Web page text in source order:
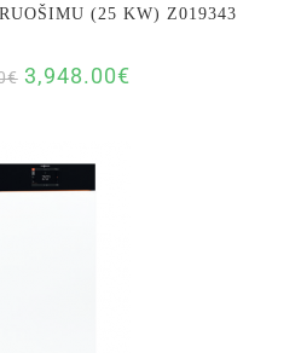
(25 KW) Z019343
€ 3,948.00€